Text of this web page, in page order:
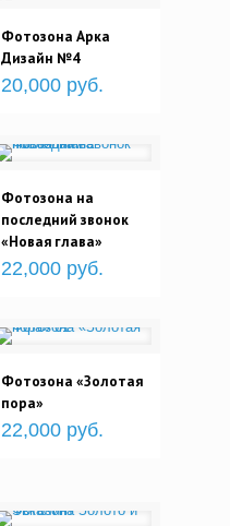
Фотозона Арка
Дизайн №4
20,000 руб.
Фотозона на
последний звонок
«Новая глава»
22,000 руб.
Фотозона «Золотая
пора»
22,000 руб.